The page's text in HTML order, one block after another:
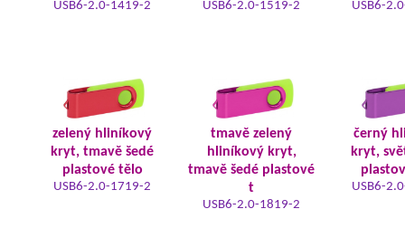
USB6-2.0-1419-2 USB6-2.0-1519-2 USB6-
zelený hliníkový
kryt, tmavě šedé
plastové tělo
USB6-2.0-1719-2
tmavě zelený
hliníkový kryt,
tmavě šedé plastové
t
USB6-2.0-1819-2
černý
kryt,
USB6-